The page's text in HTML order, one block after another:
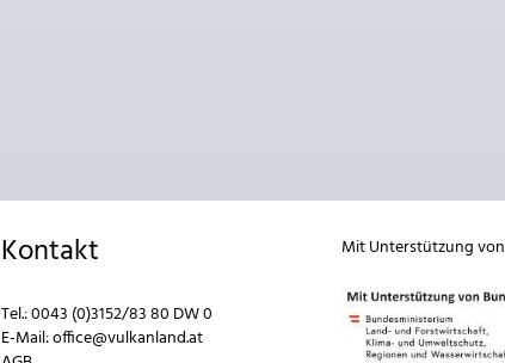
Kontakt
Tel.:0043 (0)3152/83 80 DW 0
E-Mail:office@vulkanland.at
Mit Unterstützung von